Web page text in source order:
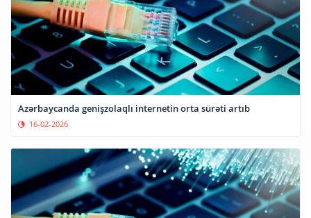
Azərbaycanda genişzolaqlı internetin orta sürəti artıb
16-02-2026